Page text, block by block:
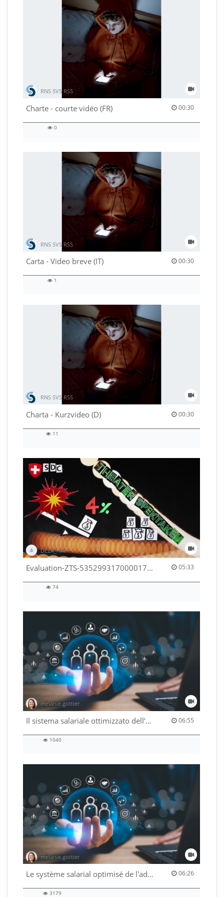
RNS SVS RSS
Charte - courte vidéo (FR) 00:30
00:30 duration
0
RNS SVS RSS
Carta - Video breve (IT) 00:30
00:30 duration
1
RNS SVS RSS
Charta - Kurzvideo (D) 00:30
00:30 duration
11
DEZA_HAF
Evaluation-ZTS-53529931700001791 05:33
05:33 duration
74
melanie.gottier
Il sistema salariale ottimizzato dell’Amministrazione federale 06:55
06:55 duration
1040
melanie.gottier
Le système salarial optimisé de l'administration fédérale 06:26
06:26 duration
3179